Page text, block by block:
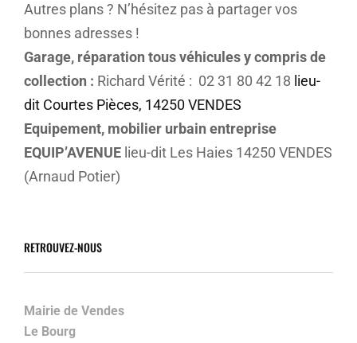
Autres plans ? N’hésitez pas à partager vos
bonnes adresses !
Garage, réparation tous véhicules y compris de
collection : Richard Vérité : 02 31 80 42 18 lieu-
dit Courtes Pièces, 14250 VENDES
Equipement, mobilier urbain entreprise
EQUIP’AVENUE lieu-dit Les Haies 14250 VENDES
(Arnaud Potier)
RETROUVEZ-NOUS
Mairie de Vendes
Le Bourg